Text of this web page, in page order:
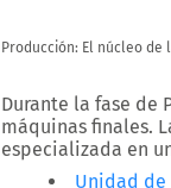
Producción: El núcleo de
Durante la fase de
máquinas finales.
especializada en
Unidad de